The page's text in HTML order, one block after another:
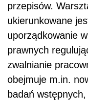
przepisów.
ukierunkowane
uporządkowanie
prawnych
zwalnianie
obejmuje m.in.
badań wstępnych,